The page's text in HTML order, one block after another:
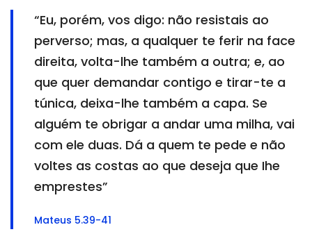
“Eu, porém, vos digo: não resistais ao
perverso; mas, a qualquer te ferir na face
direita, volta-lhe também a outra; e, ao
que quer demandar contigo e tirar-te a
túnica, deixa-lhe também a capa. Se
alguém te obrigar a andar uma milha, vai
com ele duas. Dá a quem te pede e não
voltes as costas ao que deseja que Ihe
emprestes”
Mateus 5.39-41